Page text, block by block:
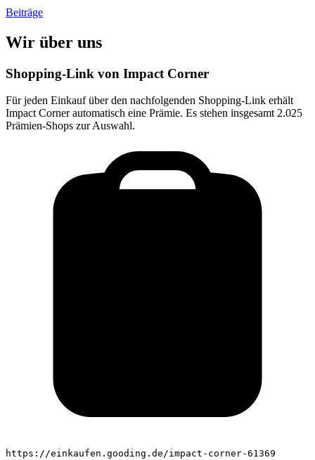
Beiträge
Wir über uns
Shopping-Link von Impact Corner
Für jeden Einkauf über den nachfolgenden Shopping-Link erhält
Impact Cornerautomatisch eine Prämie. Es stehen insgesamt 2.025
Prämien-Shops zur Auswahl.
https://einkaufen.gooding.de/impact-corner-61369